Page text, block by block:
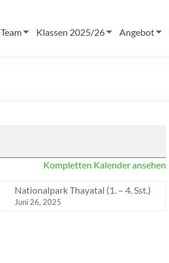
Team Klassen 2025/26 Angebot
Kompletten Kalender ansehen
Nationalpark Thayatal (1. – 4. Sst.)
Juni 26, 2025